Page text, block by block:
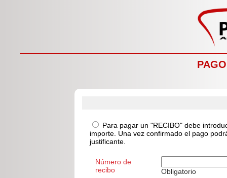
Para pagar un "RECIBO" debe
importe. Una vez confirmado el pago
justificante.
Número de
recibo
Obligatorio